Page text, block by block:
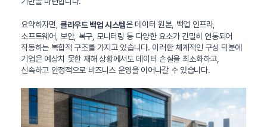
요약하자면, 클라우드 백업 시스템은 데이터 원본, 백업 인프라,
소프트웨어, 보안, 복구, 모니터링 등 다양한 요소가 긴밀히 연동되어
작동하는 복합적 구조를 가지고 있습니다. 이러한 체계적인 구성 덕분에
기업은 예상치 못한 재해 상황에서도 데이터 손실을 최소화하고,
신속하고 안정적으로 비즈니스 운영을 이어나갈 수 있습니다.